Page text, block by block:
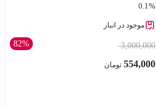
0.1%
موجود در انبار
82% 3,000,000
554,000 تومان